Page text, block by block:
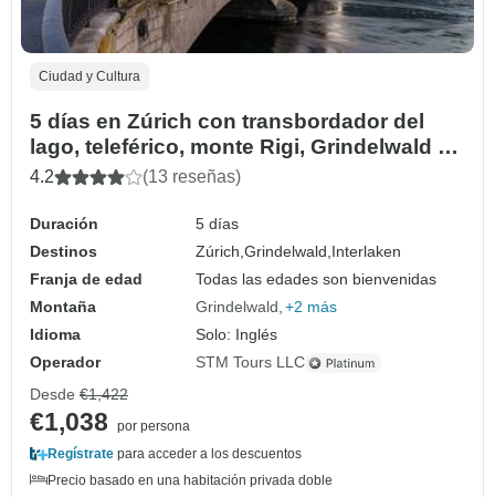
Ciudad y Cultura
5 días en Zúrich con transbordador del
lago, teleférico, monte Rigi, Grindelwald e
Interlaken
4.2 (13 reseñas)
Duración
5 días
Destinos
Zúrich,Grindelwald, Interlaken
Franja de edad
Todas las edades son bienvenidas
Montaña
Grindelwald +2 más
Idioma
Solo: Inglés
Operador
STM Tours LLC
Desde €1,422
€1,038
por persona
Regístrate para acceder a los descuentos
Precio basado en una habitación privada doble